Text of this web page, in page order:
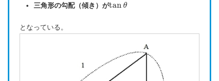
三角形の勾配（傾き）がtan θ
となっている。